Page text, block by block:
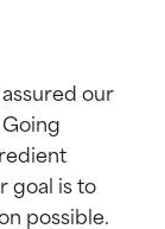
our
goal is to
possible.